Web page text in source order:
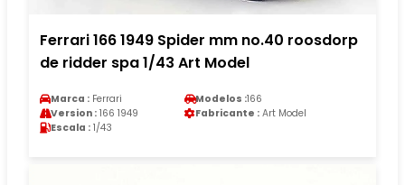
Ferrari 166 1949 Spider mm no.40 roosdorp
de ridder spa 1/43 Art Model
Marca : Ferrari Modelos :166
Version : 166 1949 Fabricante : Art Model
Escala : 1/43